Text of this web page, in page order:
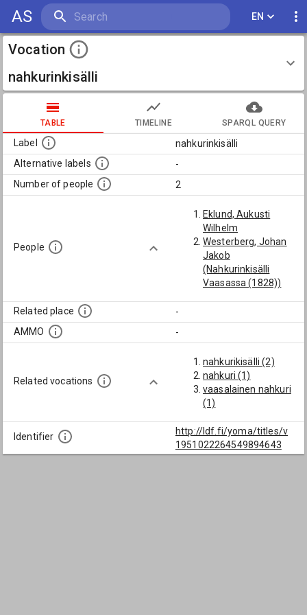
AS EN
Vocation
nahkurinkisälli
TABLE TIMELINE SPARQL QUERY
Label
nahkurinkisälli
Alternative labels
-
Number of people
2
People
Eklund, Aukusti
Wilhelm
Westerberg, Johan
Jakob
(Nahkurinkisälli
Vaasassa (1828))
Related place
-
AMMO
-
Related vocations
nahkurikisälli (2)
nahkuri (1)
vaasalainen nahkuri
(1)
Identifier
http://ldf.fi/yoma/titles/v
1951022264549894643